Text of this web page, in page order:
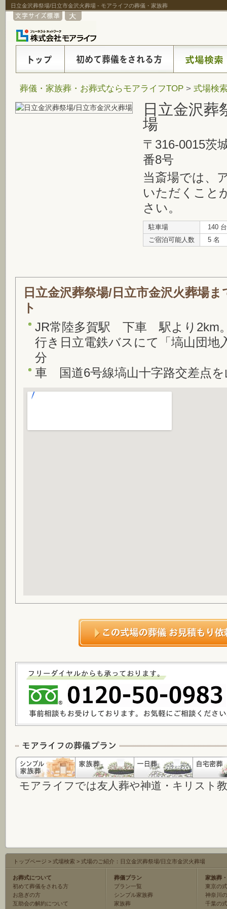
日立金沢葬祭場/日立市金沢火葬場 - モアライフの葬儀・家族葬
葬儀・家族葬・お葬式ならモアライフTOP > 式場検
日立金沢葬
場
〒316-0015茨
番8号
当斎場では、
いただくこと
さい。
駐車場
140 台
ご宿泊可能人数
5 名
日立金沢葬祭場/日立市金沢火葬場
ト
JR常陸多賀駅 下車 駅より2km
行き日立電鉄バスにて「塙山団地
分
車 国道6号線塙山十字路交差点を
モアライフでは友人葬や神道・キリスト
トップページ > 式場検索 > 式場のご紹介：日立金沢葬祭場/日立市金沢火葬場
お葬式について
初めて葬儀をされる方
お急ぎの方
互助会の解約について
葬儀プラン
プラン一覧
シンプル家族葬
家族葬
家族葬
東京の
神奈川
千葉の